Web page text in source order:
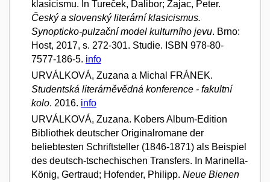
klasicismu. In Tureček, Dalibor; Zajac, Peter.
Český a slovenský literární klasicismus.
Synopticko-pulzační model kulturního jevu. Brno:
Host, 2017, s. 272-301. Studie. ISBN 978-80-
7577-186-5. info
URVÁLKOVÁ, Zuzana a Michal FRÁNEK.
Studentská literárněvědná konference - fakultní
kolo. 2016. info
URVÁLKOVÁ, Zuzana. Kobers Album-Edition
Bibliothek deutscher Originalromane der
beliebtesten Schriftsteller (1846-1871) als Beispiel
des deutsch-tschechischen Transfers. In Marinella-
König, Gertraud; Hofender, Philipp. Neue Bienen